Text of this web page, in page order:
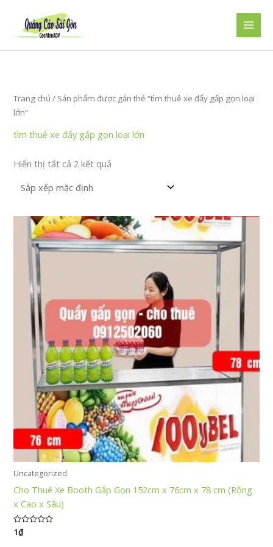
dung
Main
Trang chủ / Sản phẩm được gắn thẻ “tìm thuê xe đẩy gấp gọn loại
lớn”
tìm thuê xe đẩy gấp gọn loại lớn
Hiển thị tất cả 2 kết quả
Uncategorized
Cho Thuê Xe Booth Gấp Gọn 152cm x 76cm x 78 cm (Rộng
x Cao x Sâu)
Được
xếp
1₫